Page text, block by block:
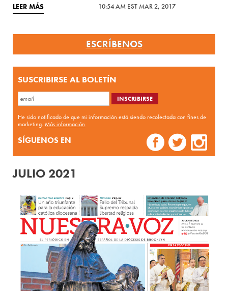
LEER MÁS 10:54 AM EST MAR 2, 2017
ESCRÍBENOS
SUSCRIBIRSE AL BOLETÍN
He sido notificado de que mi información está siendo recolectada con fines de
marketing.Más información
SÍGUENOS EN
JULIO 2021